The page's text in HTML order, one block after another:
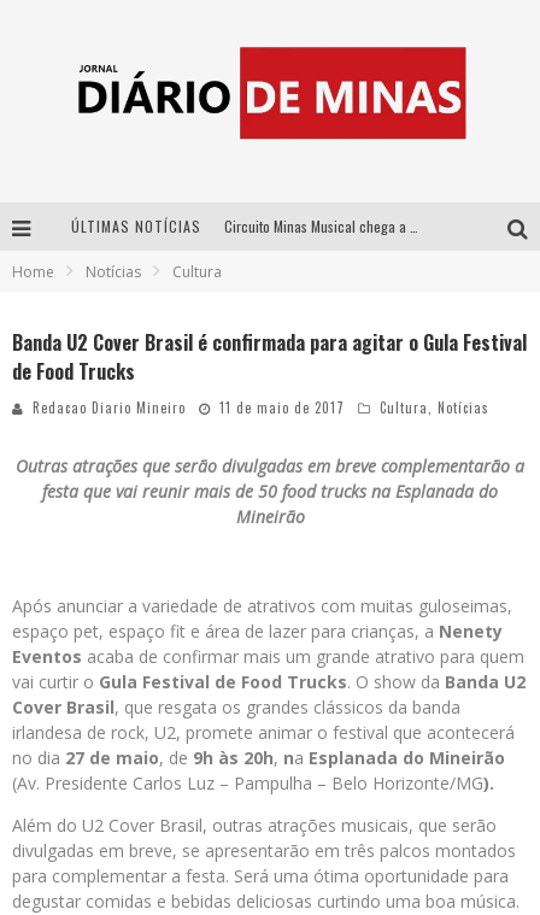
ÚLTIMAS NOTÍCIAS
Home Notícias Cultura
Banda U2 Cover Brasil é confirmada para agitar o Gula Festival
de Food Trucks
Redacao Diario Mineiro 11 de maio de 2017 Cultura Notícias
Outras atrações que serão divulgadas em breve complementarão a
festa que vai reunir mais de 50 food trucks na Esplanada do
Mineirão
Após anunciar a variedade de atrativos com muitas guloseimas,
espaço pet, espaço fit e área de lazer para crianças, a Nenety
Eventos acaba de confirmar mais um grande atrativo para quem
vai curtir o Gula Festival de Food Trucks. O show da Banda U2
Cover Brasil, que resgata os grandes clássicos da banda
irlandesa de rock, U2, promete animar o festival que acontecerá
no dia 27 de maio, de 9h às 20h, na Esplanada do Mineirão
(Av. Presidente Carlos Luz – Pampulha – Belo Horizonte/MG).
Além do U2 Cover Brasil, outras atrações musicais, que serão
divulgadas em breve, se apresentarão em três palcos montados
para complementar a festa. Será uma ótima oportunidade para
degustar comidas e bebidas deliciosas curtindo uma boa música.